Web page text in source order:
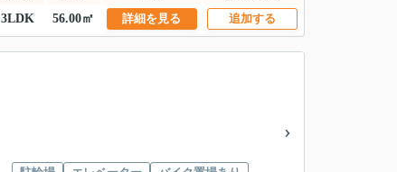
3LDK 56.00㎡ 詳細を見る 追加する